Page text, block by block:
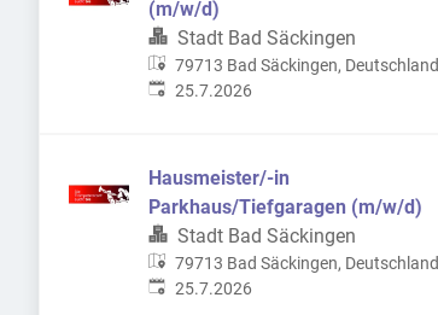
(m/w/d)
Stadt Bad Säckingen
79713 Bad Säckingen, Deutschland
Veröffentlicht:
25.7.2026
Hausmeister/-in
Parkhaus/Tiefgaragen (m/w/d)
Stadt Bad Säckingen
79713 Bad Säckingen, Deutschland
Veröffentlicht:
25.7.2026